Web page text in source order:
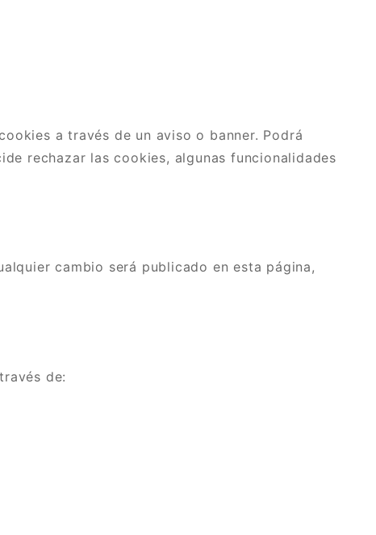
a través de un aviso o banner. Podrá
rechazar las cookies, algunas funcionalidades
cambio será publicado en esta página,
de: